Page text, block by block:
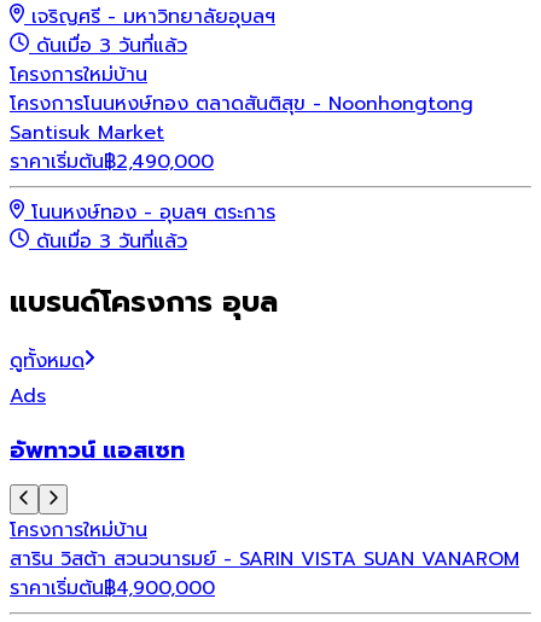
เจริญศรี - มหาวิทยาลัยอุบลฯ
ดันเมื่อ 3 วันที่แล้ว
โครงการใหม่บ้าน
โครงการโนนหงษ์ทอง ตลาดสันติสุข - Noonhongtong
Santisuk Market
ราคาเริ่มต้น฿2,490,000
โนนหงษ์ทอง - อุบลฯ ตระการ
ดันเมื่อ 3 วันที่แล้ว
แบรนด์โครงการ อุบล
ดูทั้งหมด
Ads
อัพทาวน์ แอสเซท
โครงการใหม่บ้าน
สาริน วิสต้า สวนวนารมย์ - SARIN VISTA SUAN VANAROM
ราคาเริ่มต้น฿4,900,000